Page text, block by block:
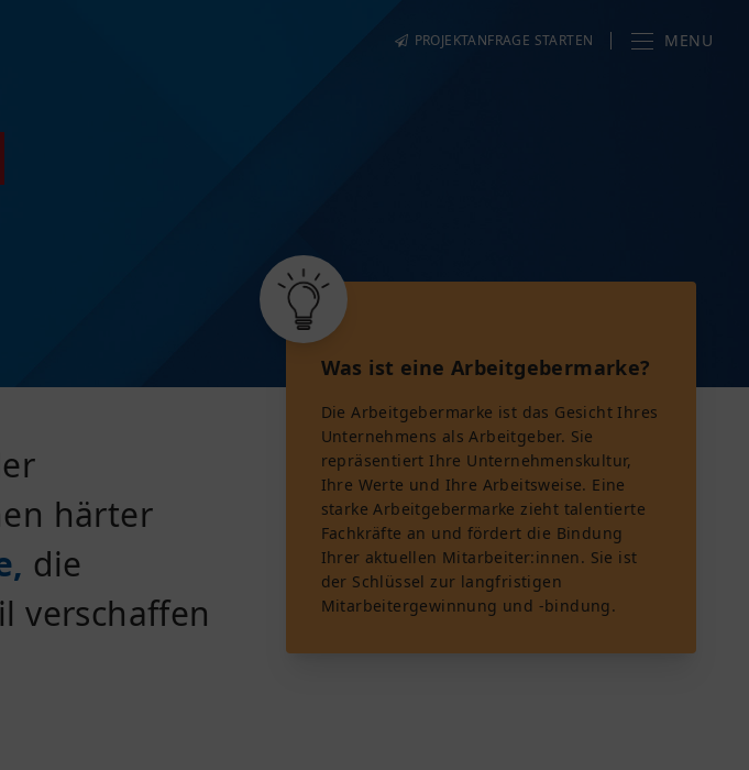
MENU
PROJEKTANFRAGE STARTEN
härter
die
verschaffen
Was ist eine Arbeitgebermarke?
Die Arbeitgebermarke ist das Gesicht Ihres
Unternehmens als Arbeitgeber. Sie
repräsentiert Ihre Unternehmenskultur,
Ihre Werte und Ihre Arbeitsweise. Eine
starke Arbeitgebermarke zieht talentierte
Fachkräfte an und fördert die Bindung
Ihrer aktuellen Mitarbeiter:innen. Sie ist
der Schlüssel zur langfristigen
Mitarbeitergewinnung und -bindung.